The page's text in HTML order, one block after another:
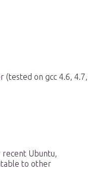
(tested on gcc 4.6, 4.7,
Ubuntu,
to other